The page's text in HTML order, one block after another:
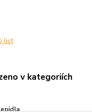
list
v kategoriích